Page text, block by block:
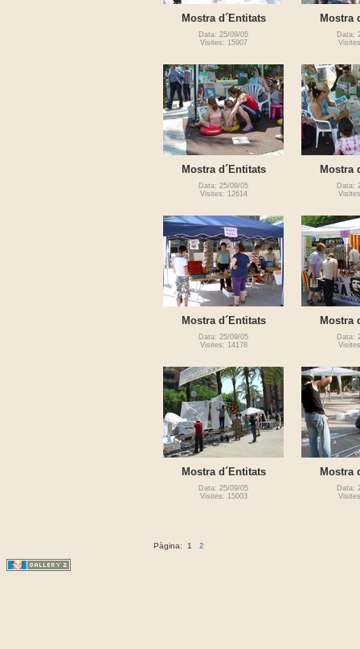
Mostra d´Entitats
Data: 25/09/05
Visites: 15907
Mostra
Data:
Mostra d´Entitats
Data: 25/09/05
Visites: 12614
Mostra
Data:
Mostra d´Entitats
Data: 25/09/05
Visites: 14178
Mostra
Data:
Mostra d´Entitats
Data: 25/09/05
Visites: 15003
Mostra
Data:
Pàgina: 1 2